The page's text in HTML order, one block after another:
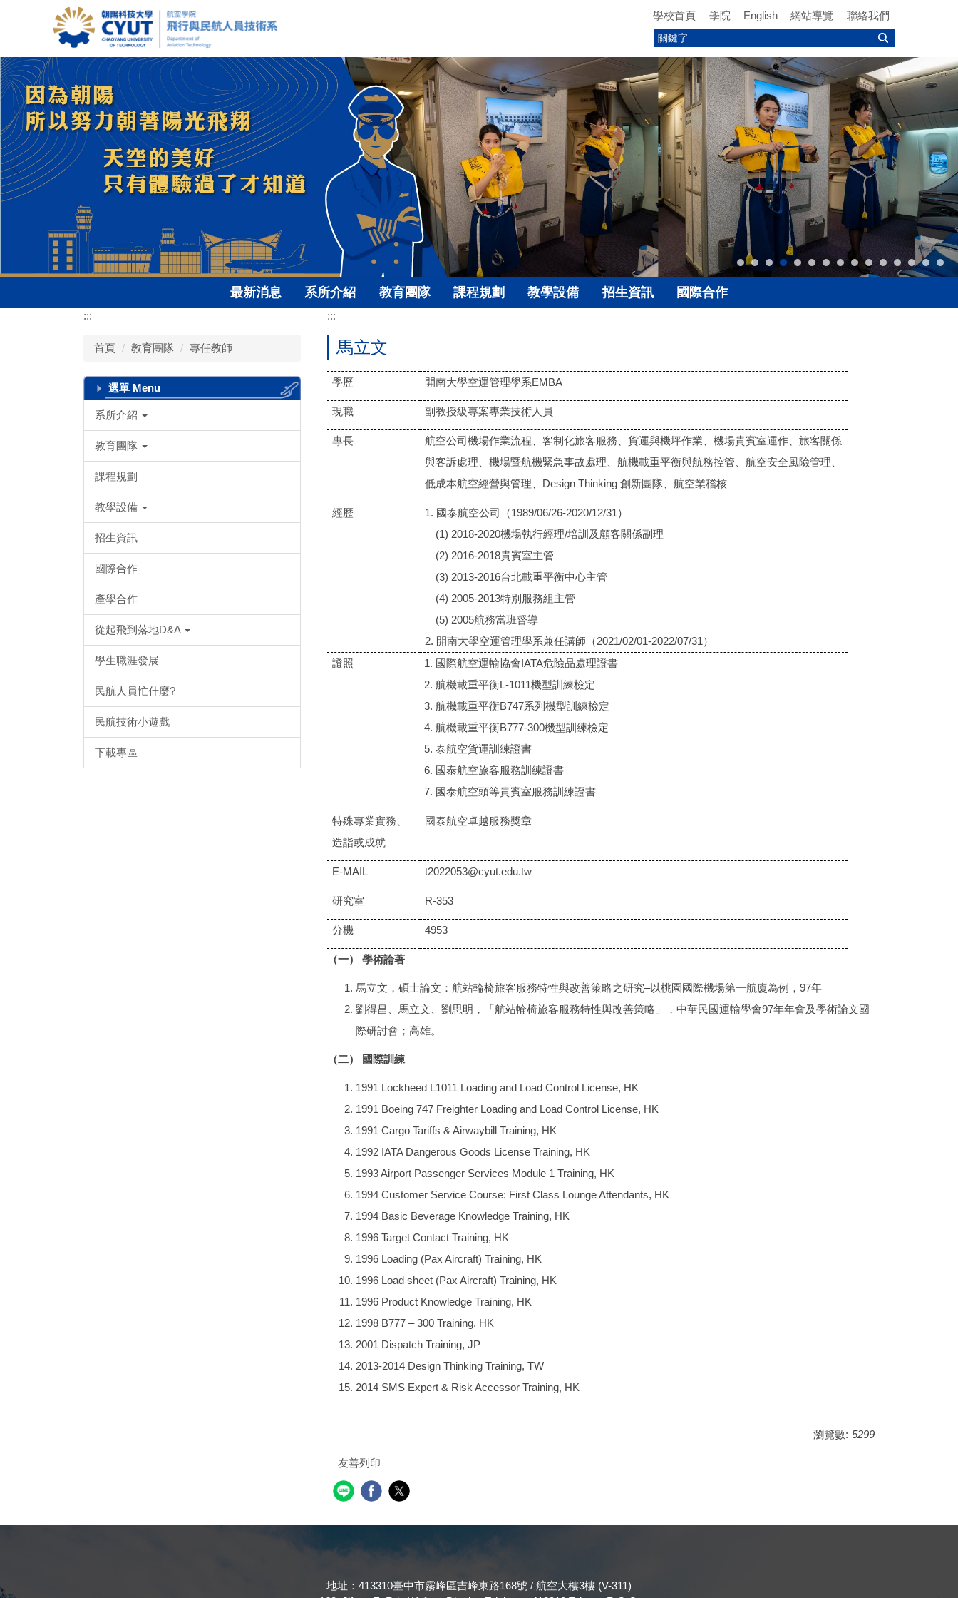
要
內
容
區
學校首頁 學院 English 網站導覽 聯絡我們
最新消息 系所介紹 教育團隊 課程規劃 教學設備 招生資訊 國際合作
:::
首頁 教育團隊 專任教師
選單 Menu
系所介紹
教育團隊
課程規劃
教學設備
招生資訊
國際合作
產學合作
從起飛到落地D&A
學生職涯發展
民航人員忙什麼?
民航技術小遊戲
下載專區
:::
馬立文
學歷 開南大學空運管理學系EMBA
現職 副教授級專案專業技術人員
專長
航空公司機場作業流程、客制化旅客服務、貨運與機坪作業、機場貴賓室運作、旅客關係
與客訴處理、機場暨航機緊急事故處理、航機載重平衡與航務控管、航空安全風險管理、
低成本航空經營與管理、Design Thinking 創新團隊、航空業稽核
經歷
1. 國泰航空公司（1989/06/26-2020/12/31）
(1) 2018-2020機場執行經理/培訓及顧客關係副理
(2) 2016-2018貴賓室主管
(3) 2013-2016台北載重平衡中心主管
(4) 2005-2013特別服務組主管
(5) 2005航務當班督導
2. 開南大學空運管理學系兼任講師（2021/02/01-2022/07/31）
證照
國際航空運輸協會IATA危險品處理證書
航機載重平衡L-1011機型訓練檢定
航機載重平衡B747系列機型訓練檢定
航機載重平衡B777-300機型訓練檢定
泰航空貨運訓練證書
國泰航空旅客服務訓練證書
國泰航空頭等貴賓室服務訓練證書
特殊專業實務、
造詣或成就
國泰航空卓越服務獎章
E-MAIL t2022053@cyut.edu.tw
研究室 R-353
分機 4953
（一） 學術論著
馬立文，碩士論文：航站輪椅旅客服務特性與改善策略之研究–以桃園國際機場第一航廈為例，97年
劉得昌、馬立文、劉思明，「航站輪椅旅客服務特性與改善策略」，中華民國運輸學會97年年會及學術論文國
際研討會；高雄。
（二） 國際訓練
1991 Lockheed L1011 Loading and Load Control License, HK
1991 Boeing 747 Freighter Loading and Load Control License, HK
1991 Cargo Tariffs & Airwaybill Training, HK
1992 IATA Dangerous Goods License Training, HK
1993 Airport Passenger Services Module 1 Training, HK
1994 Customer Service Course: First Class Lounge Attendants, HK
1994 Basic Beverage Knowledge Training, HK
1996 Target Contact Training, HK
1996 Loading (Pax Aircraft) Training, HK
1996 Load sheet (Pax Aircraft) Training, HK
1996 Product Knowledge Training, HK
1998 B777 – 300 Training, HK
2001 Dispatch Training, JP
2013-2014 Design Thinking Training, TW
2014 SMS Expert & Risk Accessor Training, HK
瀏覽數: 5299
友善列印
地址：413310臺中市霧峰區吉峰東路168號 / 航空大樓3樓 (V-311)